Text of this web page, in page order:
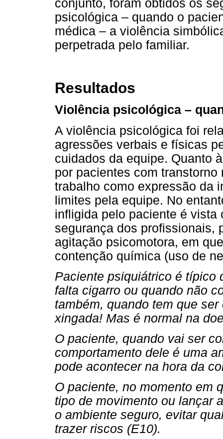
conjunto, foram obtidos os
psicológica – quando o
médica – a violência
perpetrada pelo familiar.
Resultados
Violência psicológica –
A violência psicológica foi
agressões verbais e físicas
cuidados da equipe. Quanto
por pacientes com
trabalho como expressão da
limites pela equipe. No
infligida pelo paciente é vista
segurança dos profissionais,
agitação psicomotora, em
contenção química (uso de
Paciente psiquiátrico é típico
falta cigarro ou quando não
também, quando tem que
xingada! Mas é normal na
O paciente, quando vai ser
comportamento dele é uma
pode acontecer na hora da
O paciente, no momento em
tipo de movimento ou lançar
o ambiente seguro, evitar
trazer riscos (E10).